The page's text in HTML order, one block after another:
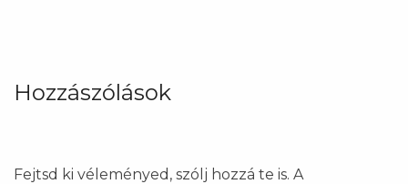
Hozzászólások
Fejtsd ki véleményed, szólj hozzá te is. A